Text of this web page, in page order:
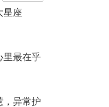
星座
里最在乎
，异常护